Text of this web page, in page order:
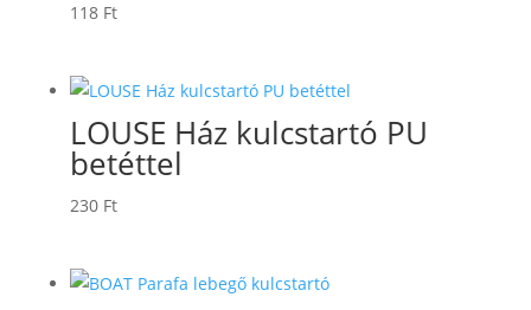
118 Ft
LOUSE Ház kulcstartó PU
betéttel
230 Ft